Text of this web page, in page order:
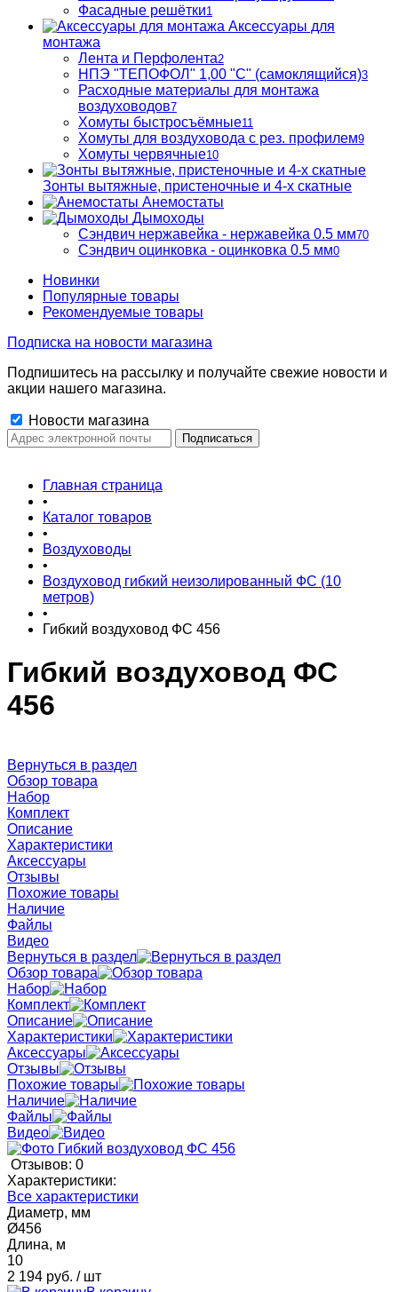
Фасадные решётки1
Аксессуары для
монтажа
Лента и Перфолента2
НПЭ "ТЕПОФОЛ" 1,00 "С" (самоклящийся)3
Расходные материалы для монтажа
воздуховодов7
Хомуты быстросъёмные11
Хомуты для воздуховода с рез. профилем9
Хомуты червячные10
Зонты вытяжные, пристеночные и 4-х скатные
Анемостаты
Дымоходы
Сэндвич нержавейка - нержавейка 0.5 мм70
Сэндвич оцинковка - оцинковка 0.5 мм0
Новинки
Популярные товары
Рекомендуемые товары
Подписка на новости магазина
Подпишитесь на рассылку и получайте свежие новости и
акции нашего магазина.
Новости магазина
Главная страница
•
Каталог товаров
•
Воздуховоды
•
Воздуховод гибкий неизолированный ФС (10
метров)
•
Гибкий воздуховод ФС 456
Гибкий воздуховод ФС
456
Вернуться в раздел
Обзор товара
Набор
Комплект
Описание
Характеристики
Аксессуары
Отзывы
Похожие товары
Наличие
Файлы
Видео
Вернуться в раздел
Обзор товара
Набор
Комплект
Описание
Характеристики
Аксессуары
Отзывы
Похожие товары
Наличие
Файлы
Видео
Отзывов: 0
Характеристики:
Все характеристики
Диаметр, мм
Ø456
Длина, м
10
2 194 руб. / шт